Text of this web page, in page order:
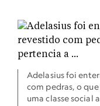
Adelasius foi
com pedras, o
uma classe social